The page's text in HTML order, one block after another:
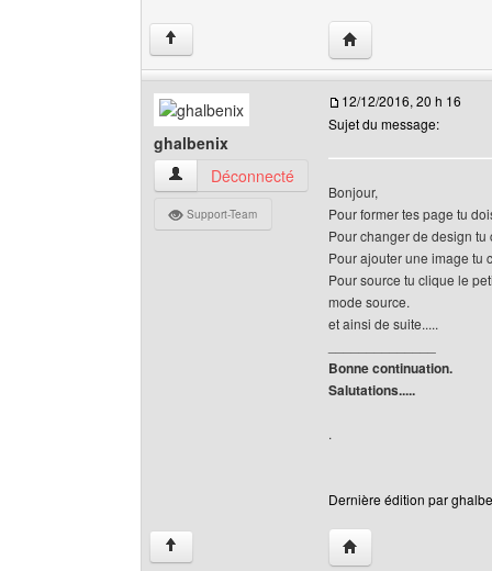
↑ Visiter le site web
ghalbenix
ghalbenix Voir le profil de l'utilisateur
Déconnecté
Support-Team
12/12/2016, 20 h 16
Sujet du message:
Bonjour,
Pour former tes page tu
Pour changer de design
Pour ajouter une image tu
Pour source tu clique le
mode source.
et ainsi de suite.....
Bonne continuation.
Salutations.....
.
Dernière édition par
↑ Visiter le site web